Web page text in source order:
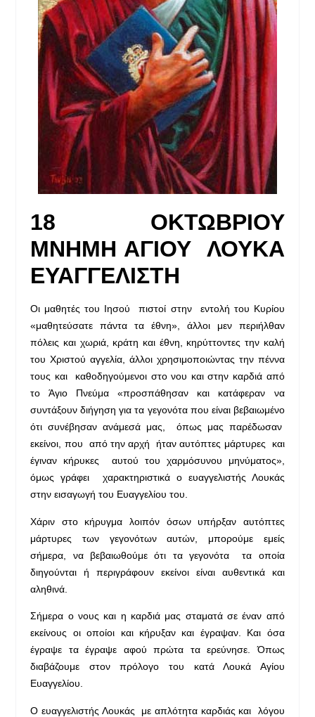
18 ΟΚΤΩΒΡΙΟΥ
ΜΝΗΜΗ ΑΓΙΟΥ ΛΟΥΚΑ
ΕΥΑΓΓΕΛΙΣΤΗ
Οι μαθητές του Ιησού πιστοί στην εντολή του Κυρίου
«μαθητεύσατε πάντα τα έθνη», άλλοι μεν περιήλθαν
πόλεις και χωριά, κράτη και έθνη, κηρύττοντες την καλή
του Χριστού αγγελία, άλλοι χρησιμοποιώντας την πέννα
τους και καθοδηγούμενοι στο νου και στην καρδιά από
το Άγιο Πνεύμα «προσπάθησαν και κατάφεραν να
συντάξουν διήγηση για τα γεγονότα που είναι βεβαιωμένο
ότι συνέβησαν ανάμεσά μας, όπως μας παρέδωσαν
εκείνοι, που από την αρχή ήταν αυτόπτες μάρτυρες και
έγιναν κήρυκες αυτού του χαρμόσυνου μηνύματος»,
όμως γράφει χαρακτηριστικά ο ευαγγελιστής Λουκάς
στην εισαγωγή του Ευαγγελίου του.
Χάριν στο κήρυγμα λοιπόν όσων υπήρξαν αυτόπτες
μάρτυρες των γεγονότων αυτών, μπορούμε εμείς
σήμερα, να βεβαιωθούμε ότι τα γεγονότα τα οποία
διηγούνται ή περιγράφουν εκείνοι είναι αυθεντικά και
αληθινά.
Σήμερα ο νους και η καρδιά μας σταματά σε έναν από
εκείνους οι οποίοι και κήρυξαν και έγραψαν. Και όσα
έγραψε τα έγραψε αφού πρώτα τα ερεύνησε. Όπως
διαβάζουμε στον πρόλογο του κατά Λουκά Αγίου
Ευαγγελίου.
Ο ευαγγελιστής Λουκάς με απλότητα καρδιάς και λόγου